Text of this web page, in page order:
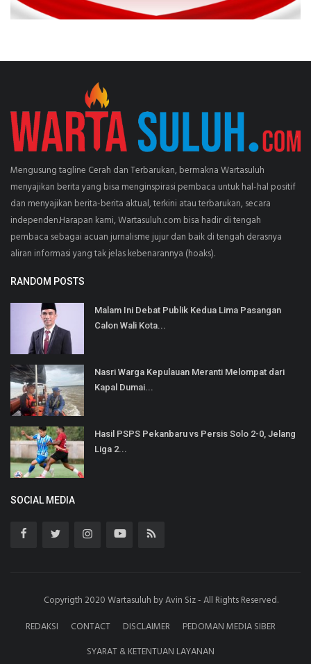
Mengusung tagline Cerah dan Terbarukan, bermakna Wartasuluh
menyajikan berita yang bisa menginspirasi pembaca untuk hal-hal positif
dan menyajikan berita-berita aktual, terkini atau terbarukan, secara
independen.Harapan kami, Wartasuluh.com bisa hadir di tengah
pembaca sebagai acuan jurnalisme jujur dan baik di tengah derasnya
aliran informasi yang tak jelas kebenarannya (hoaks).
RANDOM POSTS
Malam Ini Debat Publik Kedua Lima Pasangan
Calon Wali Kota...
Nasri Warga Kepulauan Meranti Melompat dari
Kapal Dumai...
Hasil PSPS Pekanbaru vs Persis Solo 2-0, Jelang
Liga 2...
SOCIAL MEDIA
Copyrigth 2020 Wartasuluh by Avin Siz - All Rights Reserved.
REDAKSI
CONTACT DISCLAIMER
PEDOMAN MEDIA SIBER
SYARAT & KETENTUAN LAYANAN